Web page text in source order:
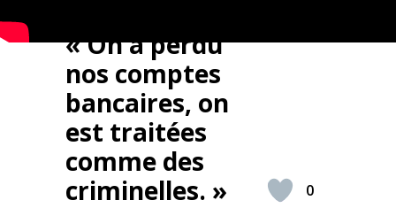
« On a perdu
nos comptes
bancaires, on
est traitées
comme des
criminelles. »
0